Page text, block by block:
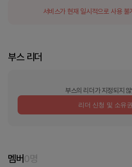
서비스가 현재 일시적으로 사용 불
부스 리더
부스의 리더가 지정되지
리더 신청 및 소유
멤버0명